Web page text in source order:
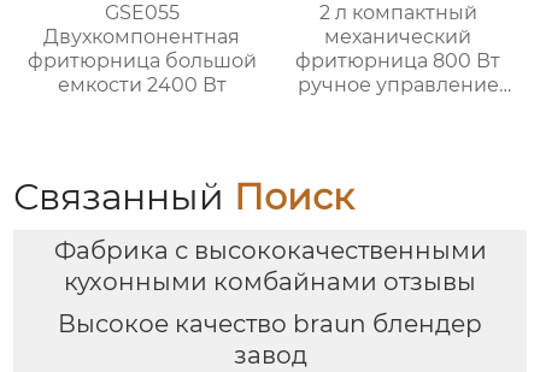
GSE055
Двухкомпонентная
фритюрница большой
емкости 2400 Вт
2 л компактный
механический
фритюрница 800 Вт
ручное управление
Связанный Поиск
Фабрика с высококачественными
кухонными комбайнами отзывы
Высокое качество braun блендер
завод